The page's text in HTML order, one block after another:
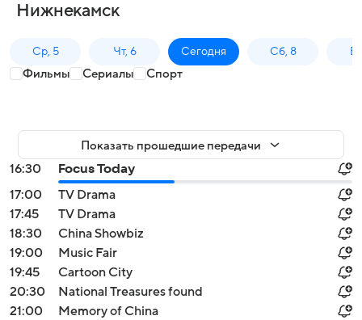
Нижнекамск
Ср, 5 Чт, 6 Сегодня Сб, 8
Фильмы Сериалы Спорт
Показать прошедшие передачи
16:30
Focus Today
17:00
TV Drama
17:45
TV Drama
18:30
China Showbiz
19:00
Music Fair
19:45
Cartoon City
20:30
National Treasures found
21:00
Memory of China